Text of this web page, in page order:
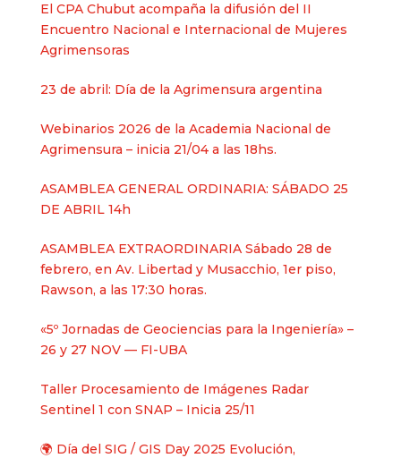
El CPA Chubut acompaña la difusión del II
Encuentro Nacional e Internacional de Mujeres
Agrimensoras
23 de abril: Día de la Agrimensura argentina
Webinarios 2026 de la Academia Nacional de
Agrimensura – inicia 21/04 a las 18hs.
ASAMBLEA GENERAL ORDINARIA: SÁBADO 25
DE ABRIL 14h
ASAMBLEA EXTRAORDINARIA Sábado 28 de
febrero, en Av. Libertad y Musacchio, 1er piso,
Rawson, a las 17:30 horas.
«5º Jornadas de Geociencias para la Ingeniería» –
26 y 27 NOV — FI-UBA
Taller Procesamiento de Imágenes Radar
Sentinel 1 con SNAP – Inicia 25/11
🌍 Día del SIG / GIS Day 2025 Evolución,